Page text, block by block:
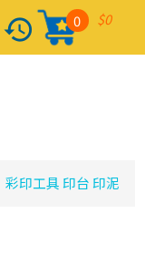
history $0
0
彩印工具 印台 印泥